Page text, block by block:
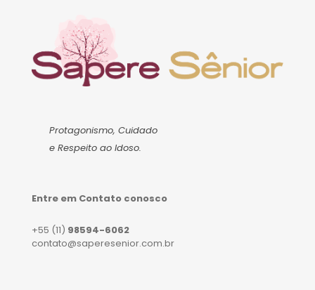
Protagonismo, Cuidado
e Respeito ao Idoso.
Entre em Contato conosco
+55 (11) 98594-6062
contato@saperesenior.com.br